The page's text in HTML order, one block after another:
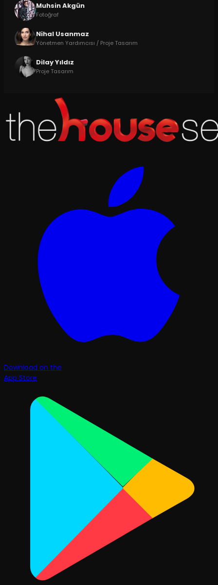
Muhsin Akgün
Fotoğraf
Nihal Usanmaz
Yönetmen Yardımcısı / Proje Tasarım
Dilay Yıldız
Proje Tasarım
Download on the
App Store